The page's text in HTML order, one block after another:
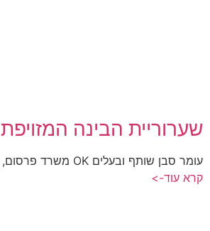
שערוריית הבינה המזויפת
עומר סבן שותף ובעלים OK משרד פרסום, קיבוץ כפר חרוב
קרא עוד->